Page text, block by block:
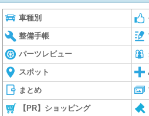
車種別
整備手帳
パーツレビュー
スポット
まとめ
【PR】ショッピング